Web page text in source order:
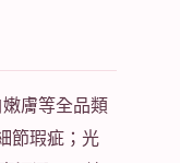
膚等全品類
節瑕疵；光